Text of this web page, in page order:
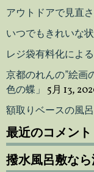
アウトドアで見直
いつでもきれいな
レジ袋有料化によ
京都のれんの”絵画
色の蝶」 5月 13,
額取りベースの風
最近のコメント
撥水風呂敷な